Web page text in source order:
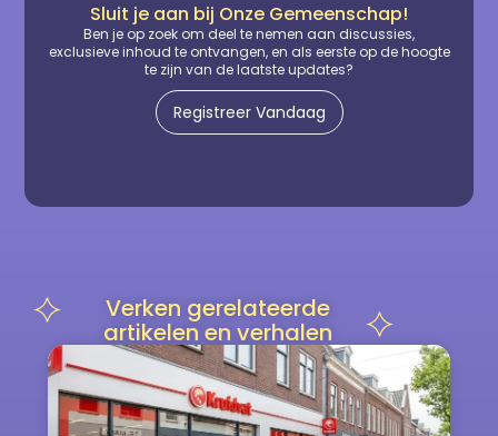
Sluit je aan bij Onze Gemeenschap!
Ben je op zoek om deel te nemen aan discussies,
exclusieve inhoud te ontvangen, en als eerste op de hoogte
te zijn van de laatste updates?
Registreer Vandaag
Verken gerelateerde
artikelen en verhalen